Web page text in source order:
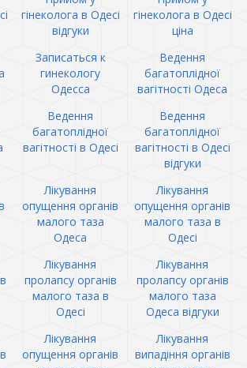
гінеколога в Одесі
відгуки
гінеколога в Одесі
ціна
Записаться к
гинекологу
Одесса
Ведення
багатоплідної
вагітності Одеса
Ведення
багатоплідної
вагітності в Одесі
Ведення
багатоплідної
вагітності в Одесі
відгуки
Лікування
опущення органів
малого таза
Одеса
Лікування
опущення органів
малого таза в
Одесі
Лікування
пролапсу органів
малого таза в
Одесі
Лікування
пролапсу органів
малого таза
Одеса відгуки
Лікування
опущення органів
Лікування
випадіння органів